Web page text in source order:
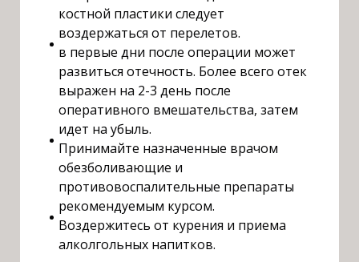
костной пластики следует
воздержаться от перелетов.
в первые дни после операции может
развиться отечность. Более всего отек
выражен на 2-3 день после
оперативного вмешательства, затем
идет на убыль.
Принимайте назначенные врачом
обезболивающие и
противовоспалительные препараты
рекомендуемым курсом.
Воздержитесь от курения и приема
алколгольных напитков.